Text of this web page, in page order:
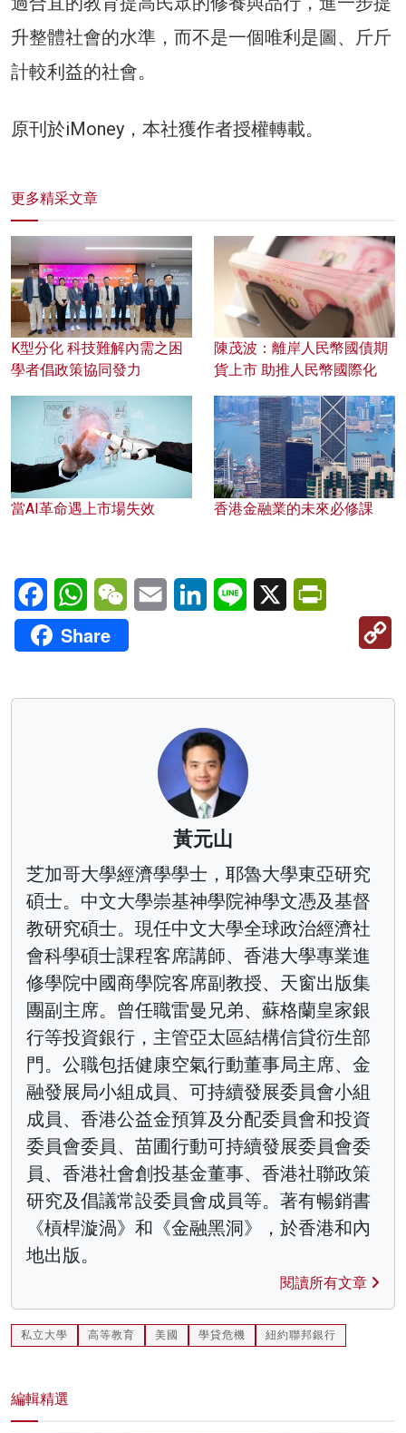
升整體社會的水準，而不是一個唯利是圖、斤斤
計較利益的社會。
原刊於iMoney，本社獲作者授權轉載。
更多精采文章
K型分化 科技難解內需之困
學者倡政策協同發力
陳茂波：離岸人民幣國債期
貨上市 助推人民幣國際化
當AI革命遇上市場失效 香港金融業的未來必修課
FacebookWhatsAppWeChatEmail LinkedInLine X
Share
黃元山
芝加哥大學經濟學學士，耶魯大學東亞研究
碩士。中文大學崇基神學院神學文憑及基督
教研究碩士。現任中文大學全球政治經濟社
會科學碩士課程客席講師、香港大學專業進
修學院中國商學院客席副教授、天窗出版集
團副主席。曾任職雷曼兄弟、蘇格蘭皇家銀
行等投資銀行，主管亞太區結構信貸衍生部
門。公職包括健康空氣行動董事局主席、金
融發展局小組成員、可持續發展委員會小組
成員、香港公益金預算及分配委員會和投資
委員會委員、苗圃行動可持續發展委員會委
員、香港社會創投基金董事、香港社聯政策
研究及倡議常設委員會成員等。著有暢銷書
《槓桿漩渦》和《金融黑洞》，於香港和內
地出版。
閱讀所有文章
私立大學 高等教育 美國 學貸危機 紐約聯邦銀行
編輯精選